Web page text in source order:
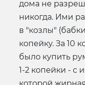
дома не
никогда. Ими
в "козлы"
копейку. За 10
было купить
1-2 копейки - с